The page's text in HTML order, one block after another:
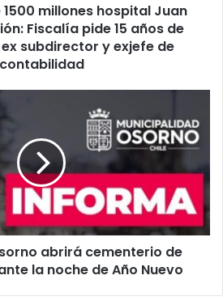
millones hospital Juan
Fiscalía pide 15 años de
subdirector y exjefe de
contabilidad
abrirá cementerio de
la noche de Año Nuevo